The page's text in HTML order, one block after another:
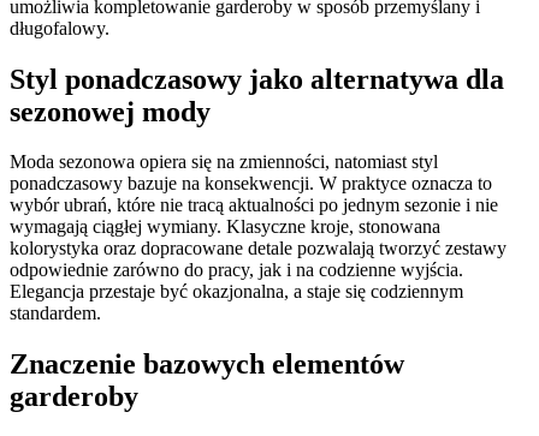
umożliwia kompletowanie garderoby w sposób przemyślany i
długofalowy.
Styl ponadczasowy jako alternatywa dla
sezonowej mody
Moda sezonowa opiera się na zmienności, natomiast styl
ponadczasowy bazuje na konsekwencji. W praktyce oznacza to
wybór ubrań, które nie tracą aktualności po jednym sezonie i nie
wymagają ciągłej wymiany. Klasyczne kroje, stonowana
kolorystyka oraz dopracowane detale pozwalają tworzyć zestawy
odpowiednie zarówno do pracy, jak i na codzienne wyjścia.
Elegancja przestaje być okazjonalna, a staje się codziennym
standardem.
Znaczenie bazowych elementów
garderoby